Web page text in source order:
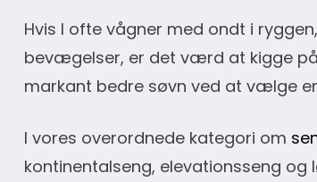
Hvis I ofte vågner med ondt i
bevægelser, er det værd at kigge
markant bedre søvn ved at vælge
I vores overordnede kategori om
kontinentalseng, elevationsseng